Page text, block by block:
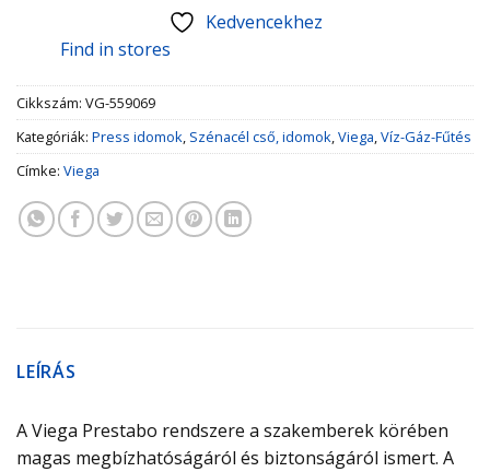
Kedvencekhez
Find in stores
Cikkszám: VG-559069
Kategóriák: Press idomok, Szénacél cső, idomok,Viega,Víz-Gáz-Fűtés
Címke: Viega
LEÍRÁS
A Viega Prestabo rendszere a szakemberek körében
magas megbízhatóságáról és biztonságáról ismert. A